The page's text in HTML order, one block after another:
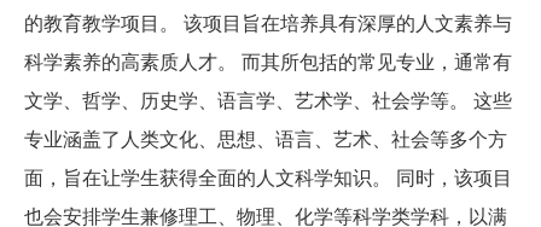
的教育教学项目。 该项目旨在培养具有深厚的人文素养与
科学素养的高素质人才。 而其所包括的常见专业，通常有
文学、哲学、历史学、语言学、艺术学、社会学等。 这些
专业涵盖了人类文化、思想、语言、艺术、社会等多个方
面，旨在让学生获得全面的人文科学知识。 同时，该项目
也会安排学生兼修理工、物理、化学等科学类学科，以满